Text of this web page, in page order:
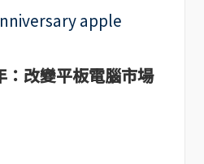
：改變平板電腦市場